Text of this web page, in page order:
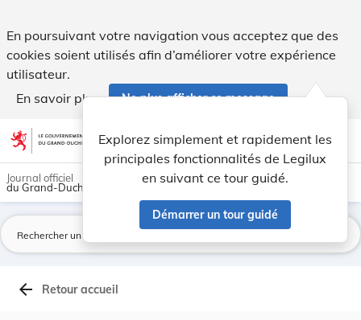
En poursuivant votre navigation vous acceptez que des
cookies soient utilisés afin d’améliorer votre expérience
utilisateur.
En savoir plus
Ne plus afficher ce message
Aller au contenu account_circle help Aide
Explorez simplement et rapidement les
principales fonctionnalités de Legilux
en suivant ce tour guidé.
Démarrer un tour guidé
light_mode dark_mode
Journal officiel
du Grand-Duché de Luxembourg
arrow_back Retour accueil